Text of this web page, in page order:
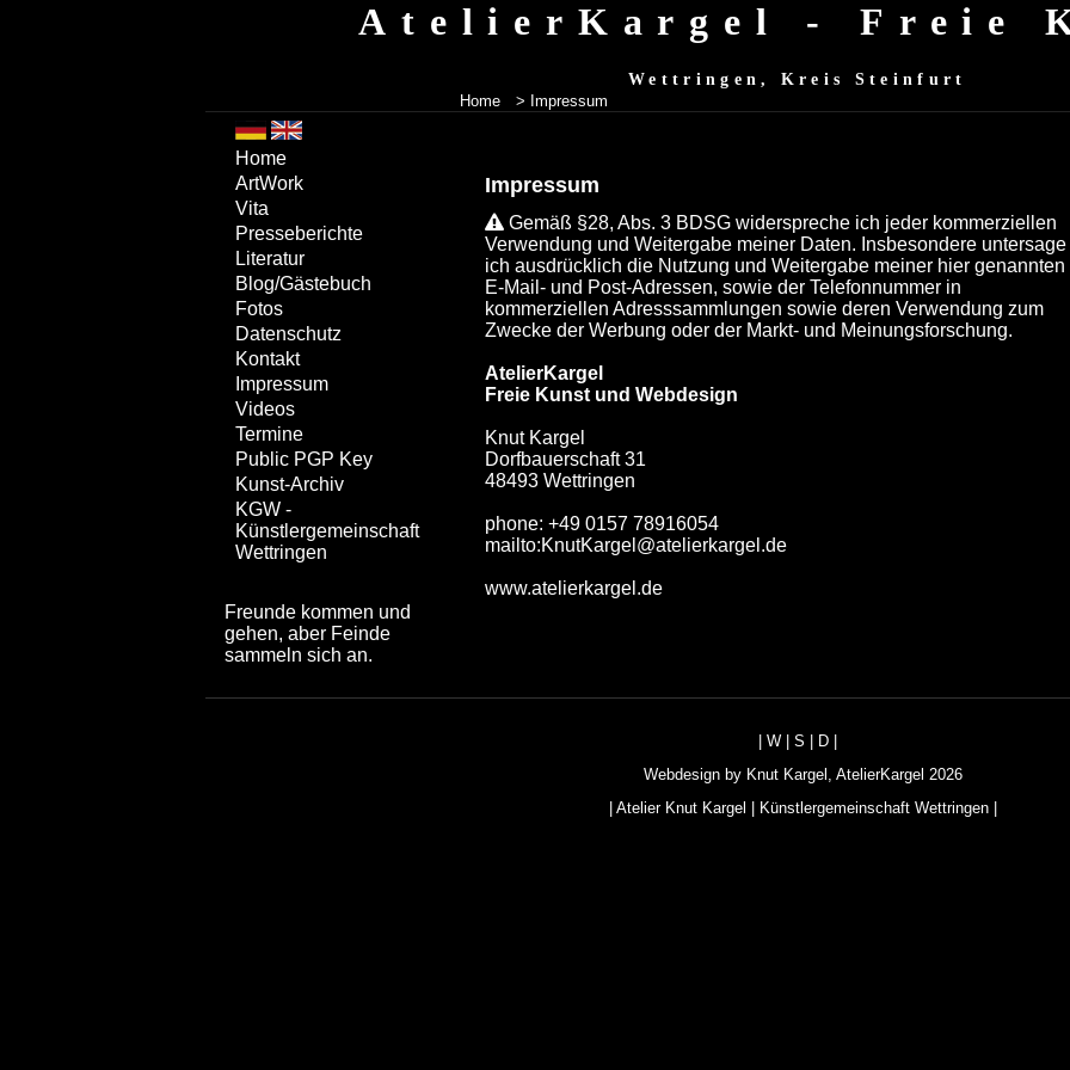
AtelierKargel - Freie
Wettringen, Kreis Steinfurt
Home > Impressum
Impressum
Gemäß §28, Abs. 3 BDSG widerspreche ich jeder kommerziellen
Verwendung und Weitergabe meiner Daten. Insbesondere untersage
ich ausdrücklich die Nutzung und Weitergabe meiner hier genannten
E-Mail- und Post-Adressen, sowie der Telefonnummer in
kommerziellen Adresssammlungen sowie deren Verwendung zum
Zwecke der Werbung oder der Markt- und Meinungsforschung.
AtelierKargel
Freie Kunst und Webdesign
Knut Kargel
Dorfbauerschaft 31
48493 Wettringen
phone: +49 0157 78916054
mailto:KnutKargel@atelierkargel.de
www.atelierkargel.de
Home
ArtWork
Vita
Presseberichte
Literatur
Blog/Gästebuch
Fotos
Datenschutz
Kontakt
Impressum
Videos
Termine
Public PGP Key
Kunst-Archiv
KGW -
Künstlergemeinschaft
Wettringen
Freunde kommen und
gehen, aber Feinde
sammeln sich an.
W S D
Webdesign by Knut Kargel , AtelierKargel 2026
Atelier Knut Kargel Künstlergemeinschaft Wettringen|